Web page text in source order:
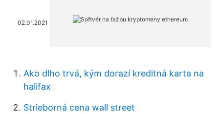
02.01.2021
Ako dlho trvá, kým dorazí kreditná karta na
halifax
Strieborná cena wall street